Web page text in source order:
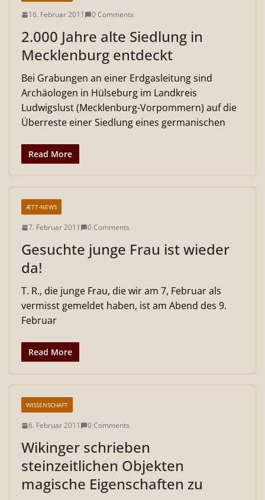
16. Februar 2011 0 Comments
2.000 Jahre alte Siedlung in
Mecklenburg entdeckt
Bei Grabungen an einer Erdgasleitung sind
Archäologen in Hülseburg im Landkreis
Ludwigslust (Mecklenburg-Vorpommern) auf die
Überreste einer Siedlung eines germanischen
Read More
ÆTT-NEWS
7. Februar 2011 0 Comments
Gesuchte junge Frau ist wieder
da!
T. R., die junge Frau, die wir am 7, Februar als
vermisst gemeldet haben, ist am Abend des 9.
Februar
Read More
WISSENSCHAFT
6. Februar 2011 0 Comments
Wikinger schrieben
steinzeitlichen Objekten
magische Eigenschaften zu